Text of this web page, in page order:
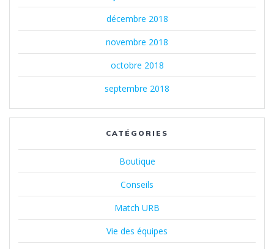
décembre 2018
novembre 2018
octobre 2018
septembre 2018
CATÉGORIES
Boutique
Conseils
Match URB
Vie des équipes